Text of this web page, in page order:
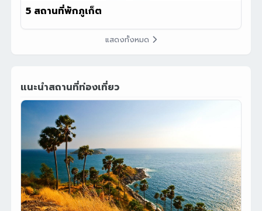
5 สถานที่พักภูเก็ต
แสดงทั้งหมด
แนะนำสถานที่ท่องเที่ยว